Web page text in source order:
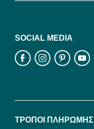
ΤΡΟΠΟΙ ΠΛΗΡΩΜΗΣ
SOCIAL MEDIA